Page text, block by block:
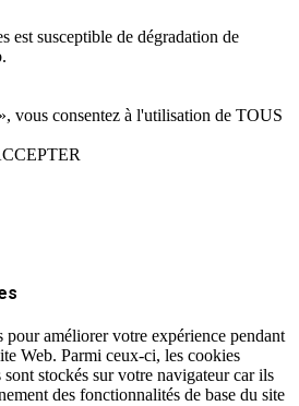
est susceptible de dégradation de
vous consentez à l'utilisation de TOUS
pour améliorer votre expérience pendant
Web. Parmi ceux-ci, les cookies
sont stockés sur votre navigateur car ils
des fonctionnalités de base du site